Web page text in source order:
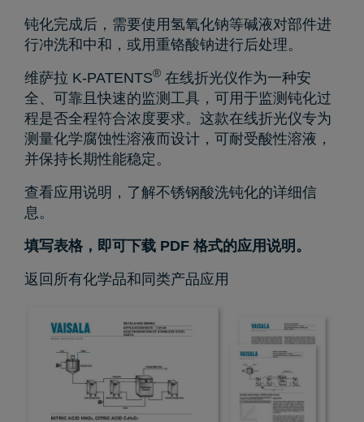
钝化完成后，需要使用氢氧化钠等碱液对部件进
行冲洗和中和，或用重铬酸钠进行后处理。
维萨拉 K-PATENTS® 在线折光仪作为一种安
全、可靠且快速的监测工具，可用于监测钝化过
程是否全程符合浓度要求。这款在线折光仪专为
测量化学腐蚀性溶液而设计，可耐受酸性溶液，
并保持长期性能稳定。
查看应用说明，了解不锈钢酸洗钝化的详细信
息。
填写表格，即可下载 PDF 格式的应用说明。
返回 所有化学品和同类产品应用